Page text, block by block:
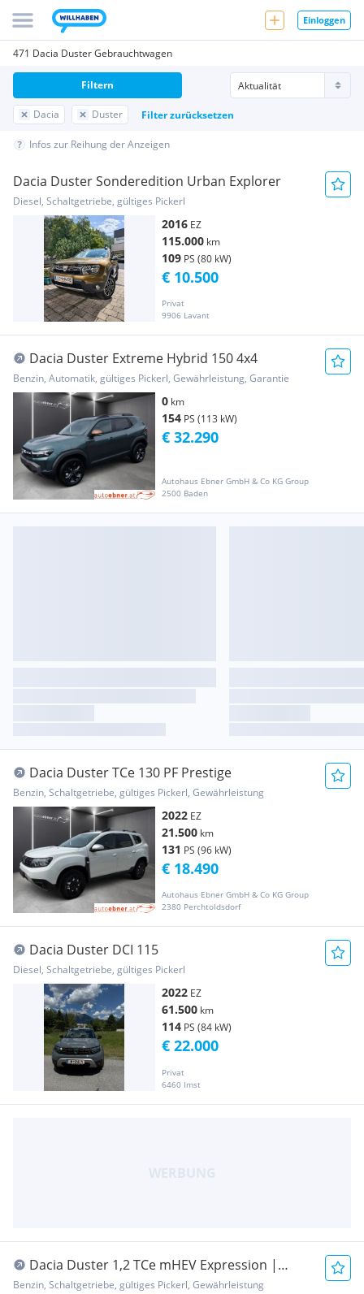
Einloggen
471 Dacia Duster Gebrauchtwagen
Dacia Duster Filter zurücksetzen
Filtern
Infos zur Reihung der Anzeigen
Dacia Duster Sonderedition Urban Explorer
Diesel, Schaltgetriebe, gültiges Pickerl
2016 EZ
115.000 km
109 PS (80 kW)
Privat
9906 Lavant
€ 10.500
Dacia Duster Extreme Hybrid 150 4x4
Benzin, Automatik, gültiges Pickerl, Gewährleistung, Garantie
0 km
154 PS (113 kW)
Autohaus Ebner GmbH & Co KG Group
2500 Baden
€ 32.290
Dacia Duster TCe 130 PF Prestige
Benzin, Schaltgetriebe, gültiges Pickerl, Gewährleistung
2022 EZ
21.500 km
131 PS (96 kW)
Autohaus Ebner GmbH & Co KG Group
2380 Perchtoldsdorf
€ 18.490
Dacia Duster DCI 115
Diesel, Schaltgetriebe, gültiges Pickerl
2022 EZ
61.500 km
114 PS (84 kW)
Privat
6460 Imst
€ 22.000
Dacia Duster 1,2 TCe mHEV Expression |
Winter Paket
Benzin, Schaltgetriebe, gültiges Pickerl, Gewährleistung